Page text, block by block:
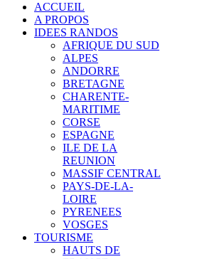
ACCUEIL
A PROPOS
IDEES RANDOS
AFRIQUE DU SUD
ALPES
ANDORRE
BRETAGNE
CHARENTE-
MARITIME
CORSE
ESPAGNE
ILE DE LA
REUNION
MASSIF CENTRAL
PAYS-DE-LA-
LOIRE
PYRENEES
VOSGES
TOURISME
HAUTS DE